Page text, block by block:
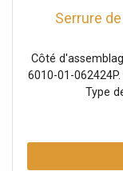
Serrure
Côté
6010-01-
Type